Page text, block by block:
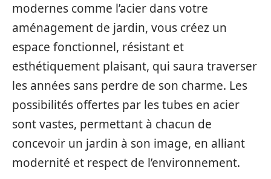
modernes comme l’acier dans votre
aménagement de jardin, vous créez un
espace fonctionnel, résistant et
esthétiquement plaisant, qui saura traverser
les années sans perdre de son charme. Les
possibilités offertes par les tubes en acier
sont vastes, permettant à chacun de
concevoir un jardin à son image, en alliant
modernité et respect de l’environnement.